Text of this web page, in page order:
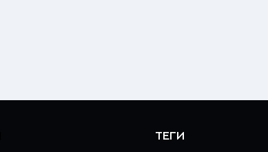
ТЕГИ